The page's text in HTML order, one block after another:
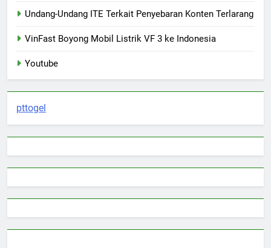
Undang-Undang ITE Terkait Penyebaran Konten Terlarang
VinFast Boyong Mobil Listrik VF 3 ke Indonesia
Youtube
pttogel